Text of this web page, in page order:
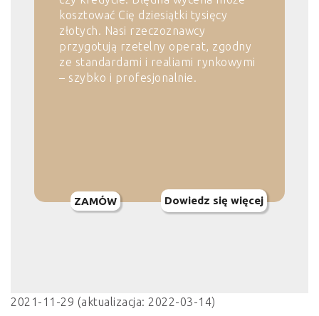
kosztować Cię dziesiątki tysięcy
złotych. Nasi rzeczoznawcy
przygotują rzetelny operat, zgodny
ze standardami i realiami rynkowymi
– szybko i profesjonalnie.
ZAMÓW Dowiedz się więcej
2021-11-29 (aktualizacja: 2022-03-14)